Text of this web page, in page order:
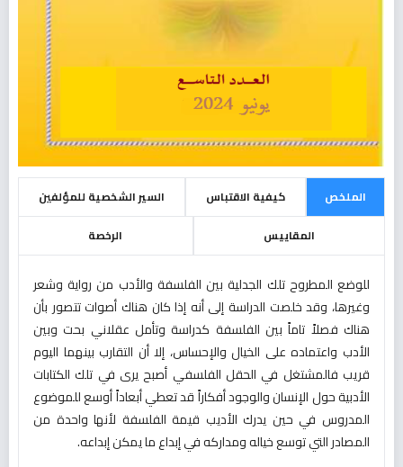
الملخص كيفية الاقتباس
السير الشخصية للمؤلفين
المقاييس
الرخصة
للوضع المطروح تلك الجدلية بين الفلسفة والأدب من رواية وشعر
وغيرها، وقد خلصت الدراسة إلى أنه إذا كان هناك أصوات تتصور بأن
هناك فصلاً تاماً بين الفلسفة كدراسة وتأمل عقلاني بحت وبين
الأدب واعتماده على الخيال والإحساس، إلا أن التقارب بينهما اليوم
قريب فالمشتغل في الحقل الفلسفي أصبح يرى في تلك الكتابات
الأدبية حول الإنسان والوجود أفكاراً قد تعطي أبعاداً أوسع للموضوع
المدروس في حين يدرك الأديب قيمة الفلسفة لأنها واحدة من
المصادر التي توسع خياله ومداركه في إبداع ما يمكن إبداعه.